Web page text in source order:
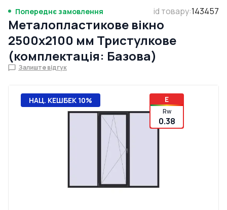
Попереднє замовлення id товару:143457
Металопластикове вікно
2500x2100 мм Тристулкове
(комплектація: Базова)
Залиште відгук
НАЦ. КЕШБЕК 10% E
Rw
0.38